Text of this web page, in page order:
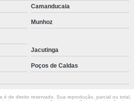
Praia da Barra do Say
para festa Iracemápolis
Campos do Jordão
Itararé
preço Ribeirão Preto
Camanducaia
Munhoz
Jacutinga
Poços de Caldas
é de direito reservado. Sua reprodução, parcial ou total,